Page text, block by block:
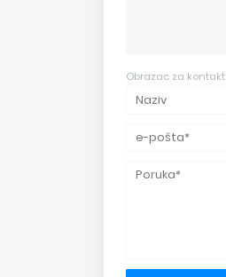
Obrazac za kontakt